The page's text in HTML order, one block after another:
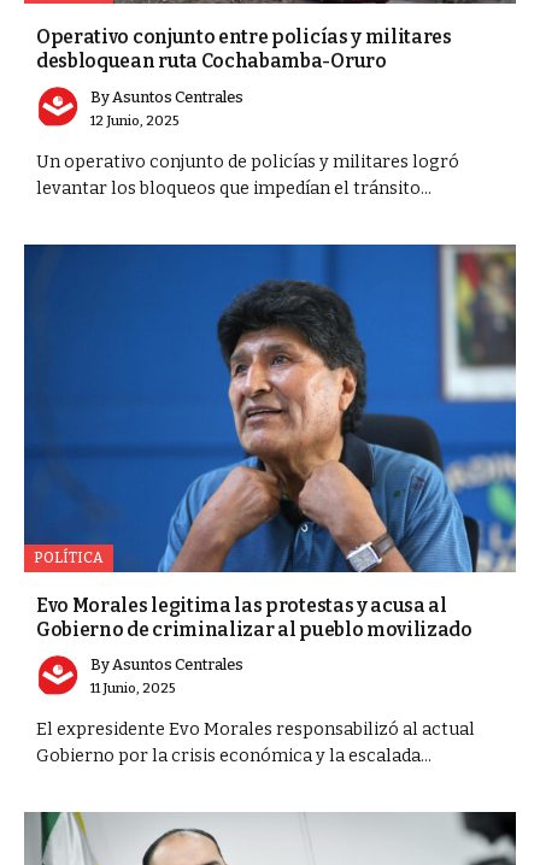
Operativo conjunto entre policías y militares
desbloquean ruta Cochabamba-Oruro
By Asuntos Centrales
12 Junio, 2025
Un operativo conjunto de policías y militares logró
levantar los bloqueos que impedían el tránsito...
POLÍTICA
Evo Morales legitima las protestas y acusa al
Gobierno de criminalizar al pueblo movilizado
ByAsuntos Centrales
11 Junio, 2025
El expresidente Evo Morales responsabilizó al actual
Gobierno por la crisis económica y la escalada...